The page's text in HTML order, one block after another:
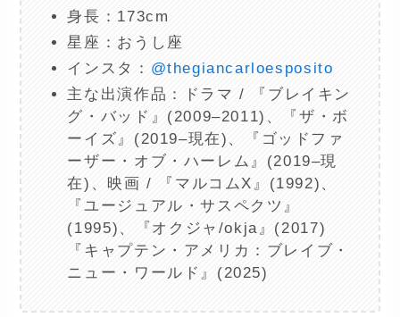
身長：173cm
星座：おうし座
インスタ： @thegiancarloesposito
主な出演作品：ドラマ / 『ブレイキン
グ・バッド』(2009–2011)、『ザ・ボ
ーイズ』(2019–現在)、『ゴッドファ
ーザー・オブ・ハーレム』(2019–現
在)、映画 / 『マルコムX』(1992)、
『ユージュアル・サスペクツ』
(1995)、『オクジャ/okja』(2017)
『キャプテン・アメリカ：ブレイブ・
ニュー・ワールド』(2025)